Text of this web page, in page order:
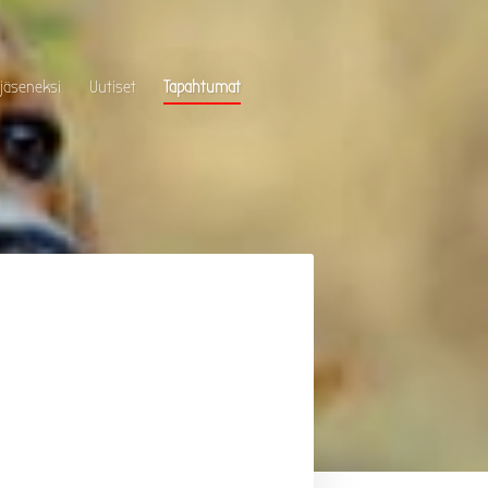
Uutiset
Tapahtumat